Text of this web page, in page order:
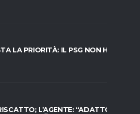
LA PRIORITÀ: IL PSG NON HA IL
L’AGENTE: “ADATTO AL